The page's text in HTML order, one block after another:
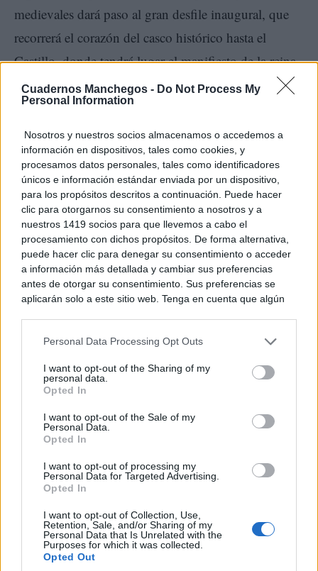
Cuadernos Manchegos - Do Not Process My
Personal Information
Nosotros y nuestros socios almacenamos o accedemos a
información en dispositivos, tales como cookies, y
procesamos datos personales, tales como identificadores
únicos e información estándar enviada por un dispositivo,
para los propósitos descritos a continuación. Puede hacer
clic para otorgarnos su consentimiento a nosotros y a
nuestros 1419 socios para que llevemos a cabo el
procesamiento con dichos propósitos. De forma alternativa,
puede hacer clic para denegar su consentimiento o acceder
a información más detallada y cambiar sus preferencias
antes de otorgar su consentimiento. Sus preferencias se
aplicarán solo a este sitio web. Tenga en cuenta que algún
rechazar tal procesamiento. Puede cambiar sus preferencias
a este sitio y haciendo clic en el botón "Privacidad" en la
parte inferior de la página web.
Please note that this website/app uses one or more Google
services and may gather and store information including but
not limited to your visit or usage behaviour. You may click to
use your data for below specified purposes in below Google
consent section.
Personal Data Processing Opt Outs
I want to opt-out of the Sharing of my
personal data.
Opted In
I want to opt-out of the Sale of my
Personal Data.
Opted In
I want to opt-out of processing my
Personal Data for Targeted Advertising.
Opted In
I want to opt-out of Collection, Use,
Retention, Sale, and/or Sharing of my
Personal Data that Is Unrelated with the
Purposes for which it was collected.
Opted Out
medievales dará paso al gran desfile inaugural, que
recorrerá el corazón del casco histórico hasta el
Castillo, donde tendrá lugar el manifiesto de la reina
y la bienvenida oficial a las Jornadas.
campamentos medievales, exhibiciones de vuelo de
aves rapaces, combates, música en directo, teatro de
calle, magia, pasacalles y recreaciones históricas que
conducirán al público hasta algunos de los
momentos más esperados del fin de semana, como la
representación de la Batalla de Araviana, el torneo a
caballo, la tradicional Noche del Embrujo, el
cierre de la jornada del sábado.
El domingo llegará el desenlace de la historia con la
recreación del destierro de doña Blanca de Borbón, la
batalla de Nájera, la muerte de Pedro I y el simbólico
entierro del monarca, completando un relato histórico